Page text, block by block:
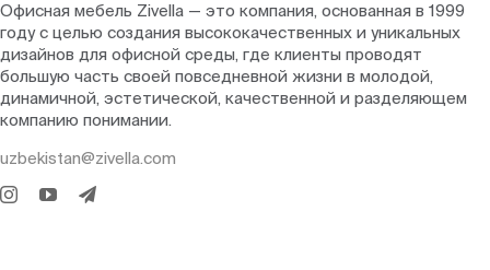
Офисная мебель Zivella — это компания, основанная в 1999
году с целью создания высококачественных и уникальных
дизайнов для офисной среды, где клиенты проводят
большую часть своей повседневной жизни в молодой,
динамичной, эстетической, качественной и разделяющем
компанию понимании.
uzbekistan@zivella.com